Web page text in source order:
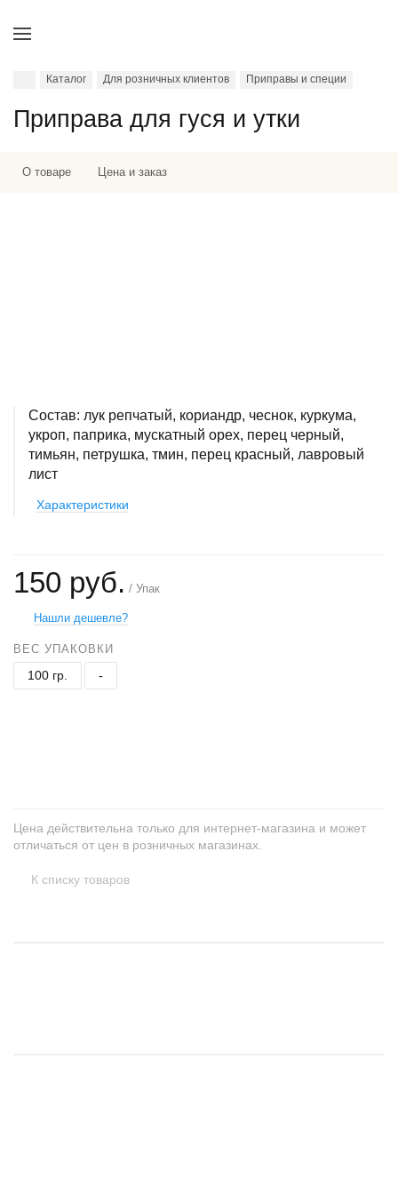
Каталог Для розничных клиентов Приправы и специи
Приправа для гуся и утки
О товаре Цена и заказ
Состав: лук репчатый, кориандр, чеснок, куркума,
укроп, паприка, мускатный орех, перец черный,
тимьян, петрушка, тмин, перец красный, лавровый
лист
Характеристики
150 руб. / Упак
Нашли дешевле?
ВЕС УПАКОВКИ
100 гр. -
Цена действительна только для интернет-магазина и может
отличаться от цен в розничных магазинах.
К списку товаров